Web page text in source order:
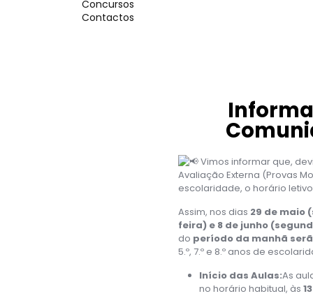
Concursos
Contactos
Vimos informar que,
Avaliação Externa (Provas
escolaridade, o horário
Assim, nos dias 29 de maio
feira) e 8 de junho
do período da manhã
5.º, 7.º e 8.º anos de
Início das Aulas:As
no horário habitual, às